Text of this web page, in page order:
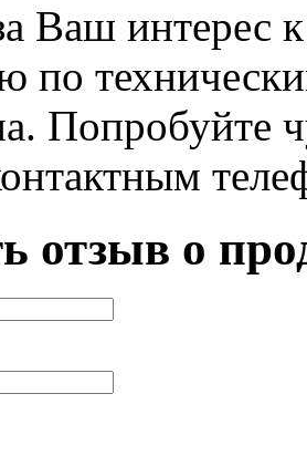
Ваш интерес
по
Попробуйте
отзыв о